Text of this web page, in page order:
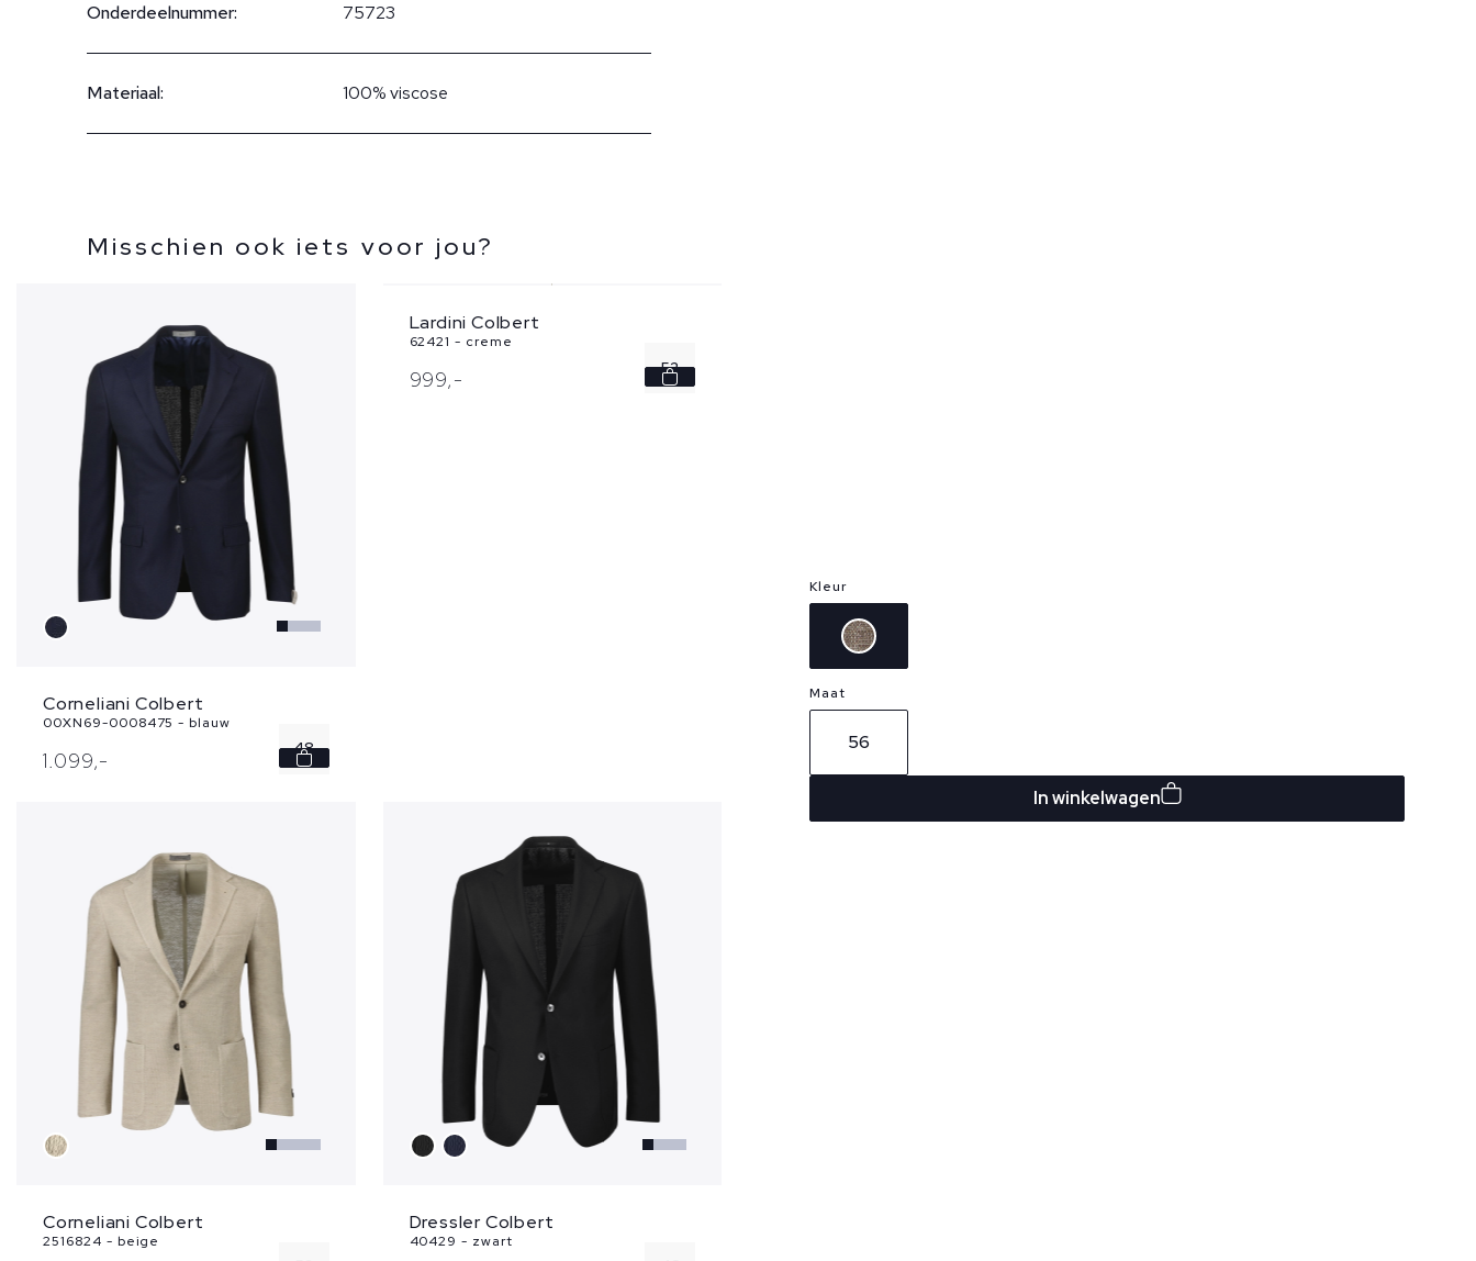
Onderdeelnummer: 75723
Materiaal: 100% viscose
Misschien ook iets voor jou?
Corneliani Colbert
00XN69-0008475 - blauw
1.099,- 48
Lardini Colbert
62421 - creme
999,- 52
Corneliani Colbert
2516824 - beige
Dressler Colbert
40429 - zwart
Kleur
Maat
56
In winkelwagen